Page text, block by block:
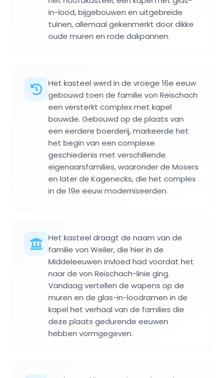
in-lood, bijgebouwen en uitgebreide
tuinen, allemaal gekenmerkt door dikke
oude muren en rode dakpannen.
Het kasteel werd in de vroege 16e eeuw
gebouwd toen de familie von Reischach
een versterkt complex met kapel
bouwde. Gebouwd op de plaats van
een eerdere boerderij, markeerde het
het begin van een complexe
geschiedenis met verschillende
eigenaarsfamilies, waaronder de Mosers
en later de Kagenecks, die het complex
in de 19e eeuw moderniseerden.
Het kasteel draagt de naam van de
familie von Weiler, die hier in de
Middeleeuwen invloed had voordat het
naar de von Reischach-linie ging.
Vandaag vertellen de wapens op de
muren en de glas-in-loodramen in de
kapel het verhaal van de families die
deze plaats gedurende eeuwen
hebben vormgegeven.